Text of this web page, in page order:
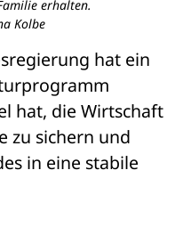
erhalten.
Kolbe
hat ein
hat, die Wirtschaft
zu sichern und
in eine stabile